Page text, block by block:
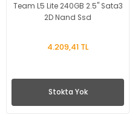
Team L5 Lite 240GB 2.5'' Sata3
2D Nand Ssd
4.209,41 TL
Stokta Yok